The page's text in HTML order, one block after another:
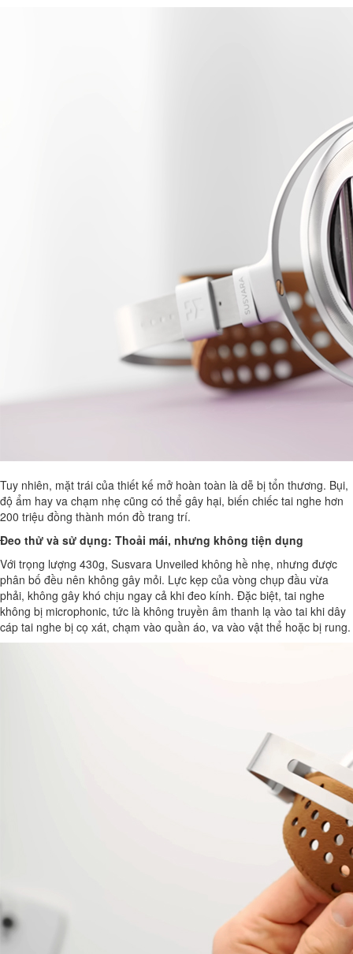
Tuy nhiên, mặt trái của thiết kế mở hoàn toàn là dễ bị tổn thương. Bụi,
độ ẩm hay va chạm nhẹ cũng có thể gây hại, biến chiếc tai nghe hơn
200 triệu đồng thành món đồ trang trí.
Đeo thử và sử dụng: Thoải mái, nhưng không tiện dụng
Với trọng lượng 430g, Susvara Unveiled không hề nhẹ, nhưng được
phân bố đều nên không gây mỏi. Lực kẹp của vòng chụp đầu vừa
phải, không gây khó chịu ngay cả khi đeo kính. Đặc biệt, tai nghe
không bị microphonic, tức là không truyền âm thanh lạ vào tai khi dây
cáp tai nghe bị cọ xát, chạm vào quần áo, va vào vật thể hoặc bị rung.